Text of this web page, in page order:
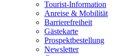
Tourist-Information
Anreise & Mobilität
Barrierefreiheit
Gästekarte
Prospektbestellung
Newsletter